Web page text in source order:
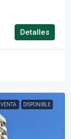
Detalles
VENTA DISPONIBLE